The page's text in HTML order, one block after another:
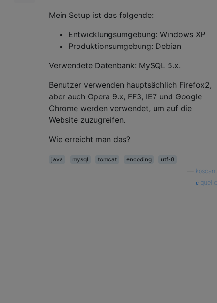
Mein Setup ist das folgende:
Entwicklungsumgebung: Windows XP
Produktionsumgebung: Debian
Verwendete Datenbank: MySQL 5.x.
Benutzer verwenden hauptsächlich Firefox2,
aber auch Opera 9.x, FF3, IE7 und Google
Chrome werden verwendet, um auf die
Website zuzugreifen.
Wie erreicht man das?
java mysql tomcat encoding
utf-8
kosoant
quelle